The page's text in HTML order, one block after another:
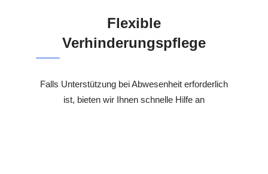
Flexible
Verhinderungspflege
Falls Unterstützung bei Abwesenheit erforderlich
ist, bieten wir Ihnen schnelle Hilfe an